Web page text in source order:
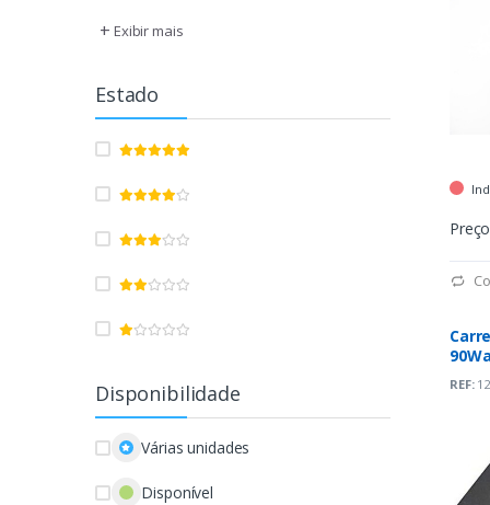
+ Exibir mais
Estado
Disponibilidade
Várias unidades
Disponível
REF: